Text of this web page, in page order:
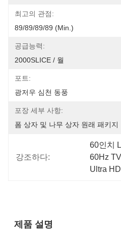
최고의 관점:
89/89/89/89 (Min.)
공급능력:
2000SLICE / 월
포트:
광저우 심천 동풍
포장 세부 사항:
폼 상자 및 나무 상자 원래 패키지
강조하다:
60인치
60Hz
Ultra
제품 설명